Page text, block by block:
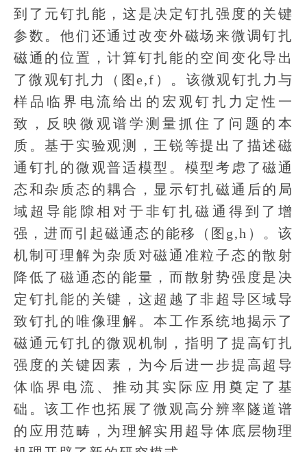
到了元钉扎能，这是决定钉扎强度的关键
参数。他们还通过改变外磁场来微调钉扎
磁通的位置，计算钉扎能的空间变化导出
了微观钉扎力（图e,f）。该微观钉扎力与
样品临界电流给出的宏观钉扎力定性一
致，反映微观谱学测量抓住了问题的本
质。基于实验观测，王锐等提出了描述磁
通钉扎的微观普适模型。模型考虑了磁通
态和杂质态的耦合，显示钉扎磁通后的局
域超导能隙相对于非钉扎磁通得到了增
强，进而引起磁通态的能移（图g,h）。该
机制可理解为杂质对磁通准粒子态的散射
降低了磁通态的能量，而散射势强度是决
定钉扎能的关键，这超越了非超导区域导
致钉扎的唯像理解。本工作系统地揭示了
磁通元钉扎的微观机制，指明了提高钉扎
强度的关键因素，为今后进一步提高超导
体临界电流、推动其实际应用奠定了基
础。该工作也拓展了微观高分辨率隧道谱
的应用范畴，为理解实用超导体底层物理